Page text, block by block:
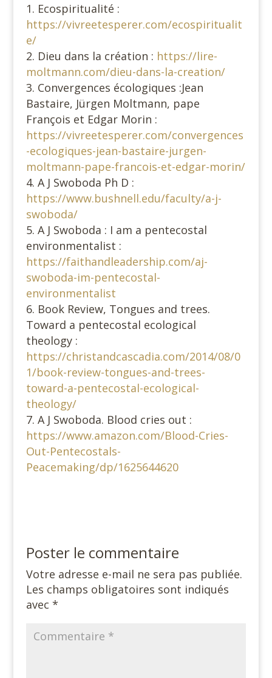
Ecospiritualité :
https://vivreetesperer.com/ecospiritualit
e/
Dieu dans la création : https://lire-
moltmann.com/dieu-dans-la-creation/
Convergences écologiques :Jean
Bastaire, Jürgen Moltmann, pape
François et Edgar Morin :
https://vivreetesperer.com/convergences
-ecologiques-jean-bastaire-jurgen-
moltmann-pape-francois-et-edgar-morin/
A J Swoboda Ph D :
https://www.bushnell.edu/faculty/a-j-
swoboda/
A J Swoboda : I am a pentecostal
environmentalist :
https://faithandleadership.com/aj-
swoboda-im-pentecostal-
environmentalist
Book Review, Tongues and trees.
Toward a pentecostal ecological
theology :
https://christandcascadia.com/2014/08/0
1/book-review-tongues-and-trees-
toward-a-pentecostal-ecological-
theology/
A J Swoboda. Blood cries out :
https://www.amazon.com/Blood-Cries-
Out-Pentecostals-
Peacemaking/dp/1625644620
Poster le commentaire
Votre adresse e-mail ne sera pas publiée.
Les champs obligatoires sont indiqués
avec *